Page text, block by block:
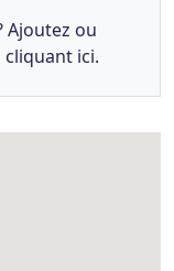
Ajoutez ou
ici.